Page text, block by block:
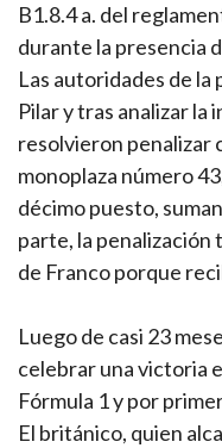
B1.8.4 a. del
durante la presencia
Las autoridades de la
Pilar y tras analizar
resolvieron penalizar
monoplaza número
décimo puesto,
parte, la penalización
de Franco porque
Luego de casi 23
celebrar una victoria
Fórmula 1 y por
El británico, quien